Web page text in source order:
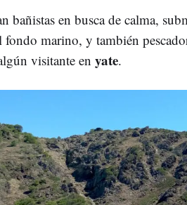
bañistas en busca de calma,
fondo marino, y también
visitante en yate.